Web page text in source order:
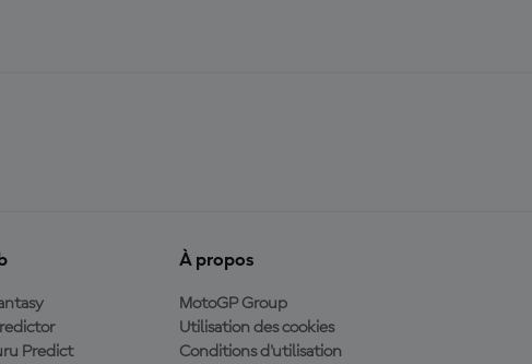
Predict
À propos
MotoGP Group
Utilisation des cookies
Conditions d'utilisation